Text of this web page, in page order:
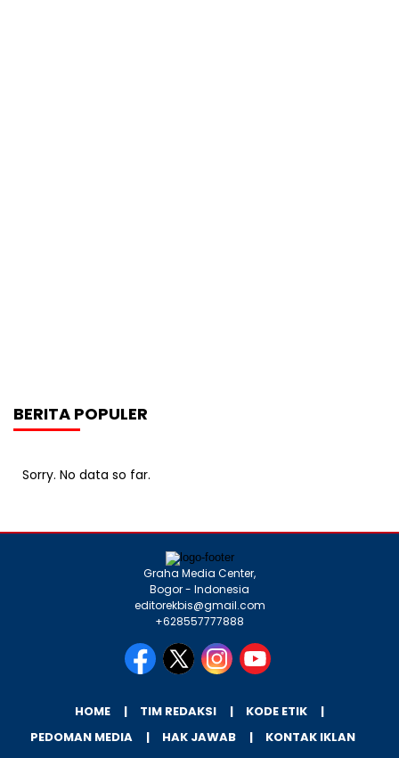
BERITA POPULER
Sorry. No data so far.
Graha Media Center,
Bogor - Indonesia
editorekbis@gmail.com
+628557777888
HOME TIM REDAKSI
KODE ETIK
PEDOMAN MEDIA
HAK JAWAB KONTAK IKLAN